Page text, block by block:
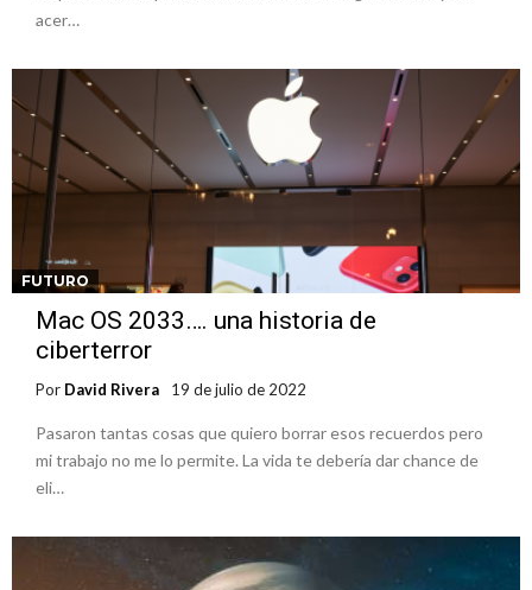
acer…
FUTURO
Mac OS 2033…. una historia de
ciberterror
Por David Rivera 19 de julio de 2022
Pasaron tantas cosas que quiero borrar esos recuerdos pero
mi trabajo no me lo permite. La vida te debería dar chance de
eli…